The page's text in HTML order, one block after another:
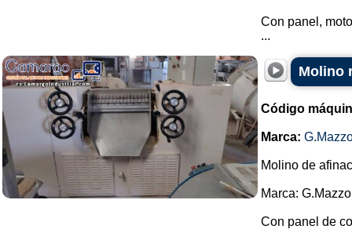
Con panel,
...
Molino
Código
Marca:
Molino de
Marca:
Con panel de